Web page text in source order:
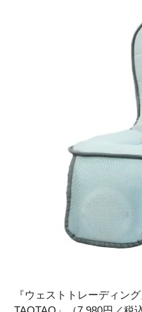
『ウェストトレーディン